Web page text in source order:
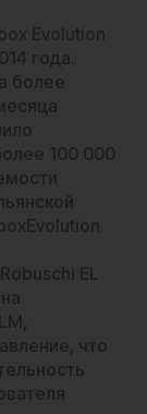
Evolution
года.
более
100 000
EL
что